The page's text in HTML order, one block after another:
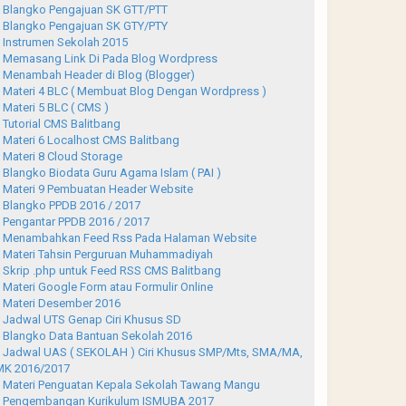
Blangko Pengajuan SK GTT/PTT
Blangko Pengajuan SK GTY/PTY
Instrumen Sekolah 2015
Memasang Link Di Pada Blog Wordpress
Menambah Header di Blog (Blogger)
Materi 4 BLC ( Membuat Blog Dengan Wordpress )
Materi 5 BLC ( CMS )
Tutorial CMS Balitbang
Materi 6 Localhost CMS Balitbang
Materi 8 Cloud Storage
Blangko Biodata Guru Agama Islam ( PAI )
Materi 9 Pembuatan Header Website
Blangko PPDB 2016 / 2017
Pengantar PPDB 2016 / 2017
Menambahkan Feed Rss Pada Halaman Website
Materi Tahsin Perguruan Muhammadiyah
Skrip .php untuk Feed RSS CMS Balitbang
Materi Google Form atau Formulir Online
Materi Desember 2016
Jadwal UTS Genap Ciri Khusus SD
Blangko Data Bantuan Sekolah 2016
Jadwal UAS ( SEKOLAH ) Ciri Khusus SMP/Mts, SMA/MA,
2016/2017
Materi Penguatan Kepala Sekolah Tawang Mangu
Pengembangan Kurikulum ISMUBA 2017